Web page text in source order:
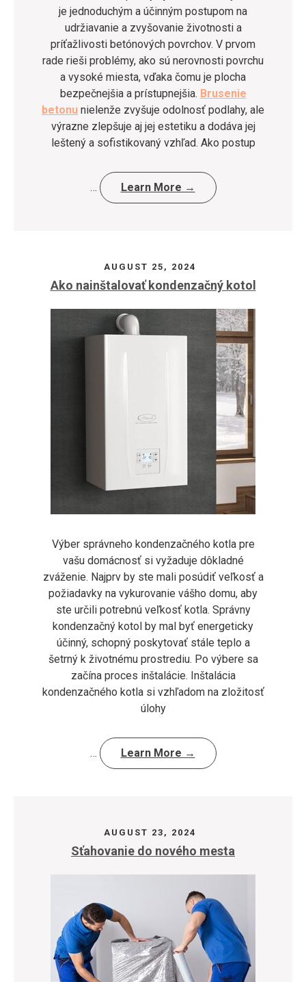
je jednoduchým a účinným postupom na
udržiavanie a zvyšovanie životnosti a
príťažlivosti betónových povrchov. V prvom
rade rieši problémy, ako sú nerovnosti povrchu
a vysoké miesta, vďaka čomu je plocha
bezpečnejšia a prístupnejšia. Brusenie
betonu nielenže zvyšuje odolnosť podlahy, ale
výrazne zlepšuje aj jej estetiku a dodáva jej
leštený a sofistikovaný vzhľad. Ako postup
… Learn More →
AUGUST 25, 2024
Ako nainštalovať kondenzačný kotol
Výber správneho kondenzačného kotla pre
vašu domácnosť si vyžaduje dôkladné
zváženie. Najprv by ste mali posúdiť veľkosť a
požiadavky na vykurovanie vášho domu, aby
ste určili potrebnú veľkosť kotla. Správny
kondenzačný kotol by mal byť energeticky
účinný, schopný poskytovať stále teplo a
šetrný k životnému prostrediu. Po výbere sa
začína proces inštalácie. Inštalácia
kondenzačného kotla si vzhľadom na zložitosť
úlohy
… Learn More →
AUGUST 23, 2024
Sťahovanie do nového mesta